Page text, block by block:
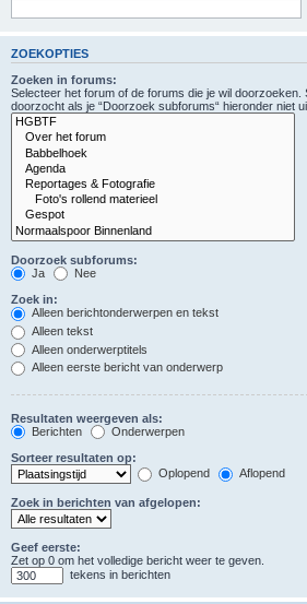
ZOEKOPTIES
Zoeken in forums:
Selecteer het forum of de forums die je wil
doorzocht als je “Doorzoek subforums“ hieronder niet
Doorzoek subforums:
Ja
Nee
Zoek in:
Alleen berichtonderwerpen en tekst
Alleen tekst
Alleen onderwerptitels
Alleen eerste bericht van onderwerp
Resultaten weergeven als:
Berichten
Onderwerpen
Sorteer resultaten op:
Oplopend
Aflopend
Zoek in berichten van afgelopen:
Geef eerste:
Zet op 0 om het volledige bericht weer te geven.
tekens in berichten